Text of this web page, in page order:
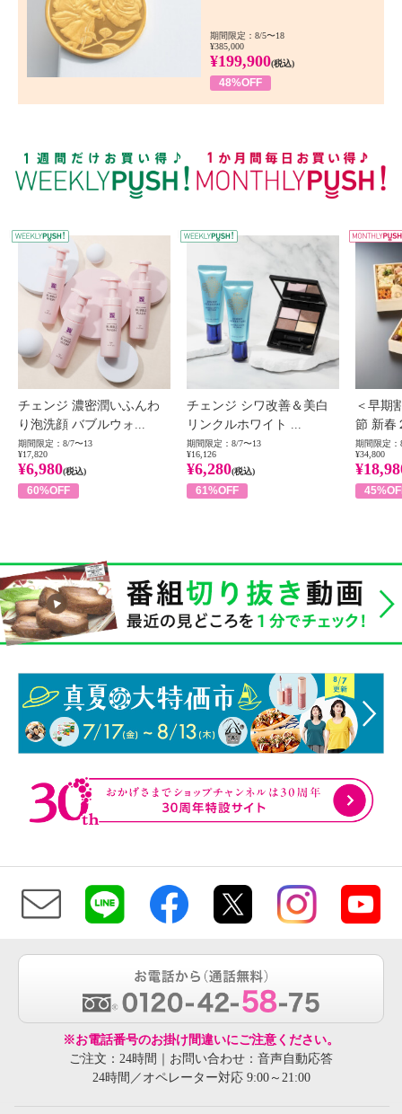
期間限定：8/5〜18
¥385,000
¥199,900(税込)
48%OFF
WEEKLY PUSH
チェンジ 濃密潤いふんわ
り泡洗顔 バブルウォ...
期間限定：8/7〜13
¥17,820
¥6,980(税込)
60%OFF
チェンジ シワ改善＆美白
リンクルホワイト ...
期間限定：8/7〜13
¥16,126
¥6,280(税込)
61%OFF
＜早期
節 新春
期間限定：
¥34,800
※お電話番号のお掛け間違いにご注意ください。
ご注文：24時間｜お問い合わせ：音声自動応答
24時間／オペレーター対応 9:00～21:00